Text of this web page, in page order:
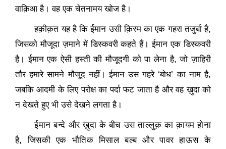
वाक़िआ है। वह एक चेतनामय खोज है।
हक़ीक़त यह है कि ईमान उसी क़िस्म का एक गहरा तजुर्बा है,
जिसको मौजूदा ज़माने में डिस्कवरी कहते हैं। ईमान एक डिस्कवरी
है। ईमान एक ऐसी हस्ती की मौजूदगी को पा लेना है,जो ज़ाहिरी
तौर हमारे सामने मौजूद नहीं। ईमान उस गहरे ‘बोध’का नाम है,
जबकि आदमी के लिए परोक्ष का पर्दा फट जाता है और वह ख़ुदा को
न देखते हुए भी उसे देखने लगता है।
ईमान बन्दे और ख़ुदा के बीच उस ताल्लुक़ का क़ायम होना
है,जिसकी एक भौतिक मिसाल बल्ब और पावर हाऊस के